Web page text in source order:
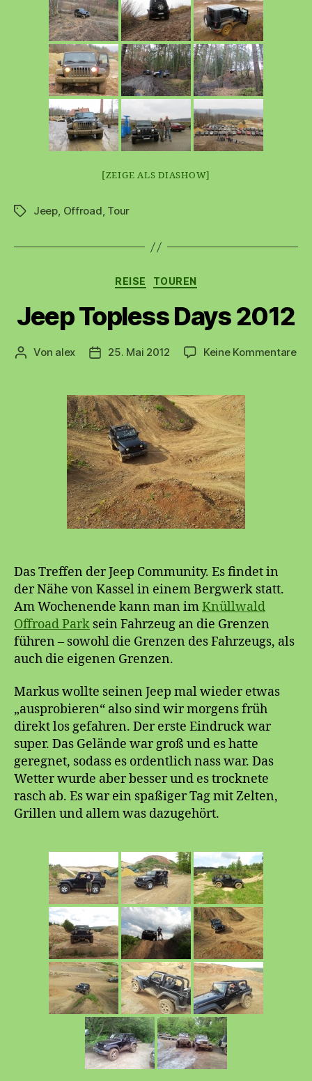
[ZEIGE ALS DIASHOW]
Schlagwörter
Jeep, Offroad, Tour
Kategorien
REISE TOUREN
Jeep Topless Days 2012
Beitragsautor
Von alex Beitragsdatum
25. Mai 2012 Keine Kommentarezu
Das Treffen der Jeep Community. Es findet in
der Nähe von Kassel in einem Bergwerk statt.
Am Wochenende kann man imKnüllwald
Offroad Park sein Fahrzeug an die Grenzen
führen – sowohl die Grenzen des Fahrzeugs, als
auch die eigenen Grenzen.
Markus wollte seinen Jeep mal wieder etwas
„ausprobieren“ also sind wir morgens früh
direkt los gefahren. Der erste Eindruck war
super. Das Gelände war groß und es hatte
geregnet, sodass es ordentlich nass war. Das
Wetter wurde aber besser und es trocknete
rasch ab. Es war ein spaßiger Tag mit Zelten,
Grillen und allem was dazugehört.